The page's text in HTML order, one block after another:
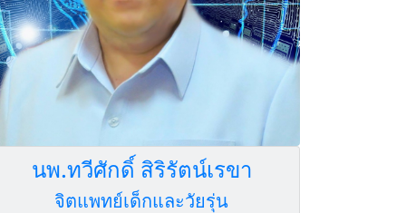
นพ.ทวีศักดิ์ สิริรัตน์เรขา
จิตแพทย์เด็กและวัยรุ่น